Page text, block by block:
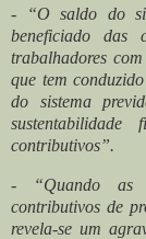
- “O saldo do
beneficiado das
trabalhadores
que tem
do sistema
contributivos”.
- “Quando as
contributivos de
revela-se um